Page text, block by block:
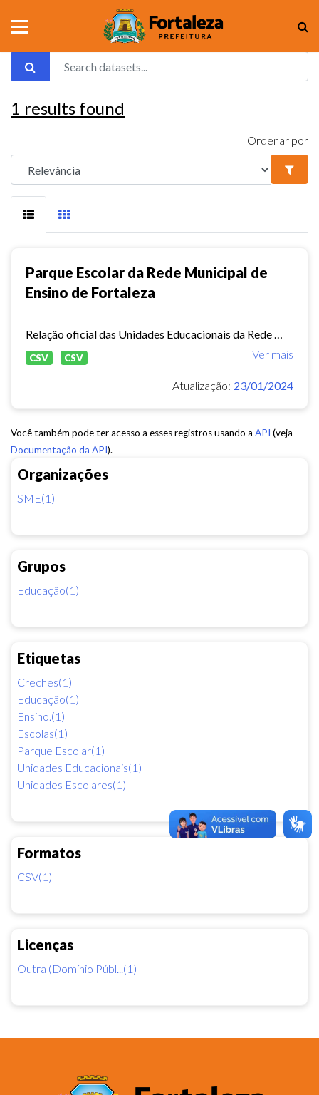
Organizações
SME(1)
Grupos
Educação(1)
Etiquetas
Creches(1)
Educação(1)
Ensino.(1)
Escolas(1)
Parque Escolar(1)
Unidades Educacionais(1)
Unidades Escolares(1)
Formatos
CSV(1)
Licenças
Outra (Domínio Públ...(1)
1 results found
Ordenar por
Parque Escolar da Rede Municipal de
Ensino de Fortaleza
Ver mais
CSV CSV
Atualização: 23/01/2024
Você também pode ter acesso a esses registros usando a API (veja
Documentação da API).